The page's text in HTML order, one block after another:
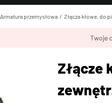
Armatura przemysłowa Złącza kłowe, do
Twoje
Złącze